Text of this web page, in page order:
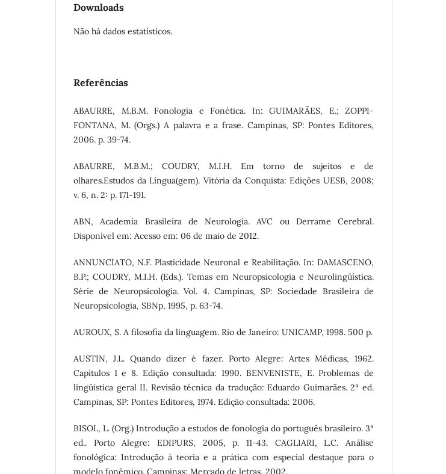
Downloads
Não há dados estatísticos.
Referências
ABAURRE, M.B.M. Fonologia e Fonética. In: GUIMARÃES, E.; ZOPPI-
FONTANA, M. (Orgs.) A palavra e a frase. Campinas, SP: Pontes Editores,
2006. p. 39-74.
ABAURRE, M.B.M.; COUDRY, M.I.H. Em torno de sujeitos e de
olhares.Estudos da Língua(gem). Vitória da Conquista: Edições UESB, 2008;
v. 6, n. 2: p. 171-191.
ABN, Academia Brasileira de Neurologia. AVC ou Derrame Cerebral.
Disponível em: Acesso em: 06 de maio de 2012.
ANNUNCIATO, N.F. Plasticidade Neuronal e Reabilitação. In: DAMASCENO,
B.P.; COUDRY, M.I.H. (Eds.). Temas em Neuropsicologia e Neurolingüística.
Série de Neuropsicologia. Vol. 4. Campinas, SP: Sociedade Brasileira de
Neuropsicologia, SBNp, 1995, p. 63-74.
AUROUX, S. A filosofia da linguagem. Rio de Janeiro: UNICAMP, 1998. 500 p.
AUSTIN, J.L. Quando dizer é fazer. Porto Alegre: Artes Médicas, 1962.
Capítulos 1 e 8. Edição consultada: 1990. BENVENISTE, E. Problemas de
lingüística geral II. Revisão técnica da tradução: Eduardo Guimarães. 2ª ed.
Campinas, SP: Pontes Editores, 1974. Edição consultada: 2006.
BISOL, L. (Org.) Introdução a estudos de fonologia do português brasileiro. 3ª
ed.. Porto Alegre: EDIPURS, 2005, p. 11-43. CAGLIARI, L.C. Análise
fonológica: Introdução à teoria e a prática com especial destaque para o